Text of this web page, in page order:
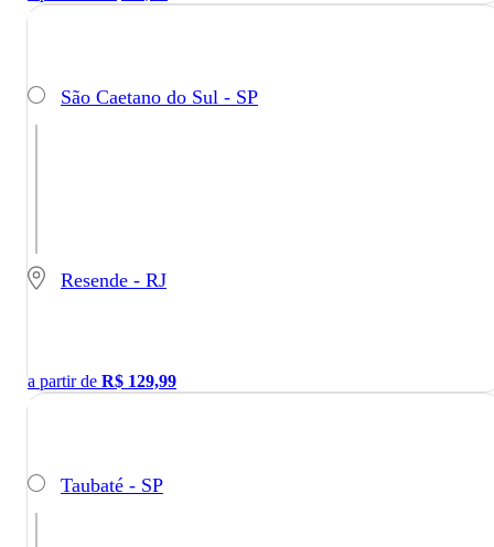
São Caetano do Sul - SP
Resende - RJ
a partir de R$ 129,99
Taubaté - SP